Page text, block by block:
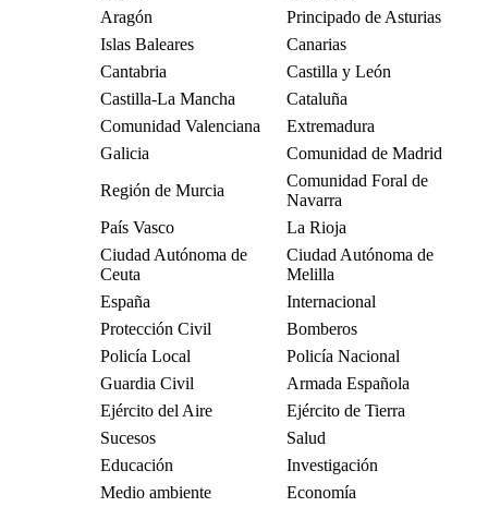
Aragón
Principado de Asturias
Islas Baleares
Canarias
Cantabria
Castilla y León
Castilla-La Mancha
Cataluña
Comunidad Valenciana
Extremadura
Galicia
Comunidad de Madrid
Región de Murcia
Comunidad Foral de
Navarra
País Vasco
La Rioja
Ciudad Autónoma de
Ceuta
Ciudad Autónoma de
Melilla
España
Internacional
Protección Civil
Bomberos
Policía Local
Policía Nacional
Guardia Civil
Armada Española
Ejército del Aire
Ejército de Tierra
Sucesos
Salud
Educación
Investigación
Medio ambiente
Economía